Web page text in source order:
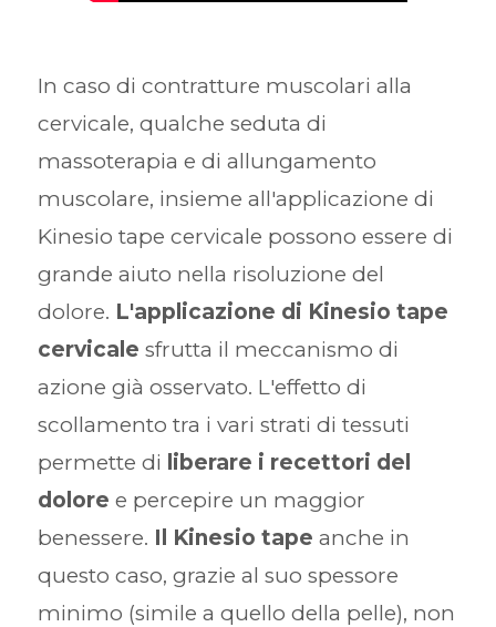
In caso di contratture muscolari alla
cervicale, qualche seduta di
massoterapia e di allungamento
muscolare, insieme all'applicazione di
Kinesio tape cervicale possono essere di
grande aiuto nella risoluzione del
dolore. L'applicazione di Kinesio tape
cervicale sfrutta il meccanismo di
azione già osservato. L'effetto di
scollamento tra i vari strati di tessuti
permette di liberare i recettori del
dolore e percepire un maggior
benessere. Il Kinesio tape anche in
questo caso, grazie al suo spessore
minimo (simile a quello della pelle), non